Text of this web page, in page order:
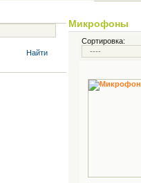
Найти
Микрофоны
Сортировка: